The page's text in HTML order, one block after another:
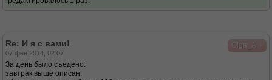
Olga_A
Re: И я с вами!
07 фев 2014, 02:07
За день было съедено:
завтрак выше описан;